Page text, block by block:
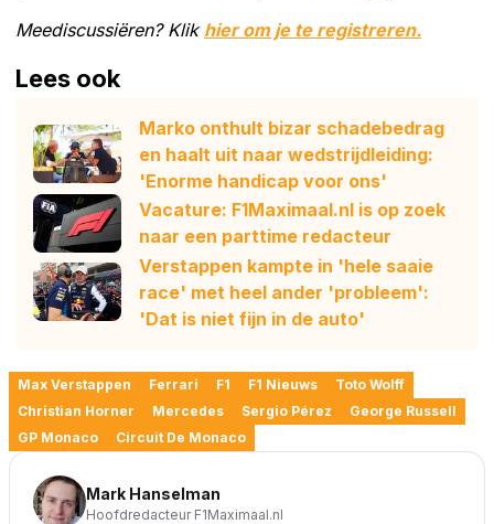
Meediscussiëren? Klik hier om je te registreren.
Lees ook
Marko onthult bizar schadebedrag
en haalt uit naar wedstrijdleiding:
'Enorme handicap voor ons'
Vacature: F1Maximaal.nl is op zoek
naar een parttime redacteur
Verstappen kampte in 'hele saaie
race' met heel ander 'probleem':
'Dat is niet fijn in de auto'
Max Verstappen Ferrari F1 F1 Nieuws
Toto Wolff
Christian Horner
Mercedes Sergio Pérez
George Russell
GP Monaco
Circuit De Monaco
Mark Hanselman
Hoofdredacteur F1Maximaal.nl